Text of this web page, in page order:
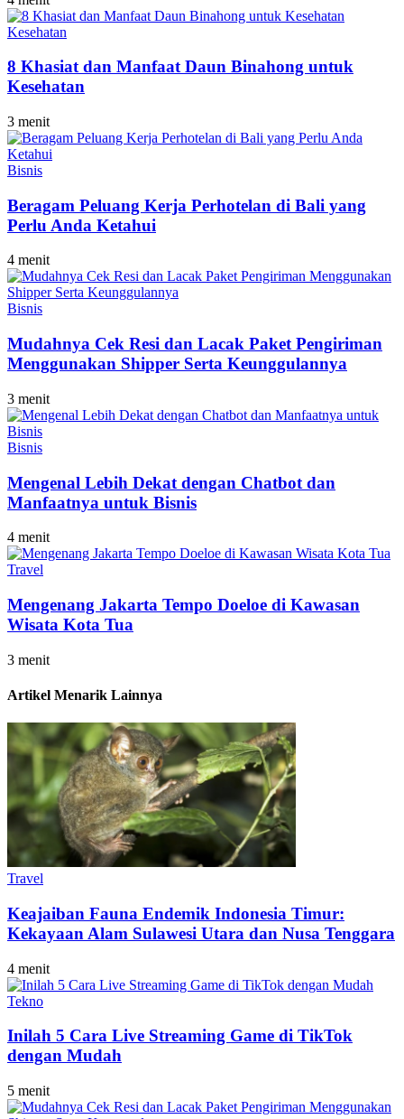
Kesehatan
8 Khasiat dan Manfaat Daun Binahong untuk
Kesehatan
3 menit
Bisnis
Beragam Peluang Kerja Perhotelan di Bali yang
Perlu Anda Ketahui
4 menit
Bisnis
Mudahnya Cek Resi dan Lacak Paket Pengiriman
Menggunakan Shipper Serta Keunggulannya
3 menit
Bisnis
Mengenal Lebih Dekat dengan Chatbot dan
Manfaatnya untuk Bisnis
4 menit
Travel
Mengenang Jakarta Tempo Doeloe di Kawasan
Wisata Kota Tua
3 menit
Artikel Menarik Lainnya
Travel
Keajaiban Fauna Endemik Indonesia Timur:
Kekayaan Alam Sulawesi Utara dan Nusa Tenggara
4 menit
Tekno
Inilah 5 Cara Live Streaming Game di TikTok
dengan Mudah
5 menit